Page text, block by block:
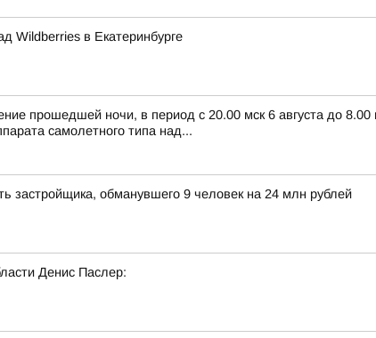
Wildberries в Екатеринбурге
прошедшей ночи, в период с 20.00 мск 6 августа до
самолетного типа над...
застройщика, обманувшего 9 человек на 24 млн рублей
Денис Паслер: